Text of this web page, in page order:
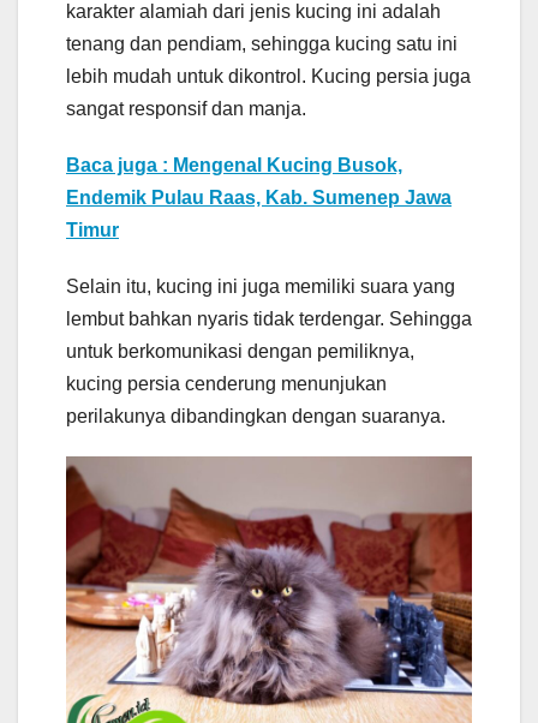
karakter alamiah dari jenis kucing ini adalah
tenang dan pendiam, sehingga kucing satu ini
lebih mudah untuk dikontrol. Kucing persia juga
sangat responsif dan manja.
Baca juga : Mengenal Kucing Busok,
Endemik Pulau Raas, Kab. Sumenep Jawa
Timur
Selain itu, kucing ini juga memiliki suara yang
lembut bahkan nyaris tidak terdengar. Sehingga
untuk berkomunikasi dengan pemiliknya,
kucing persia cenderung menunjukan
perilakunya dibandingkan dengan suaranya.